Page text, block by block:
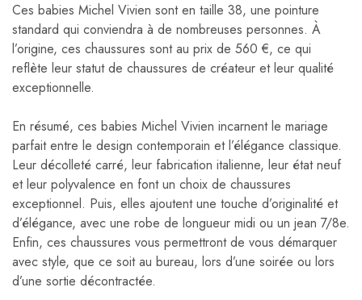
Ces babies Michel Vivien sont en taille 38, une pointure
standard qui conviendra à de nombreuses personnes. À
l’origine, ces chaussures sont au prix de 560 €, ce qui
reflète leur statut de chaussures de créateur et leur qualité
exceptionnelle.
En résumé, ces babies Michel Vivien incarnent le mariage
parfait entre le design contemporain et l’élégance classique.
Leur décolleté carré, leur fabrication italienne, leur état neuf
et leur polyvalence en font un choix de chaussures
exceptionnel. Puis, elles ajoutent une touche d’originalité et
d’élégance, avec une robe de longueur midi ou un jean 7/8e.
Enfin, ces chaussures vous permettront de vous démarquer
avec style, que ce soit au bureau, lors d’une soirée ou lors
d’une sortie décontractée.